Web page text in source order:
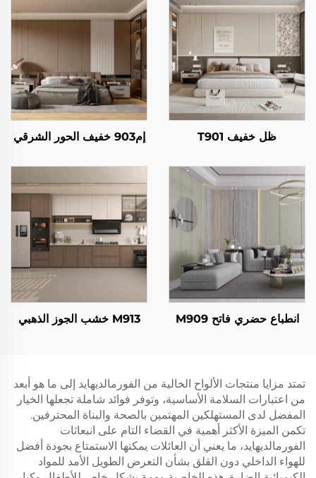
ظل خفيف T901 إم903 خفيف الحور الشرقي
انطباع حضري فاتح M909 M913 خشب الجوز الذهبي
تمتد مزايا منتجات الألواح الخالية من الفورمالديهايد إلى ما هو أبعد
من اعتبارات السلامة الأساسية، وتوفر فوائد شاملة تجعلها الخيار
المفضل لدى المستهلكين المهتمين بالصحة والبناة المحترفين.
تكمن الميزة الأكثر أهمية في القضاء التام على انبعاثات
الفورمالديهايد، ما يعني أن العائلات يمكنها الاستمتاع بجودة أفضل
للهواء الداخلي دون القلق بشأن التعرض الطويل الأمد للمواد